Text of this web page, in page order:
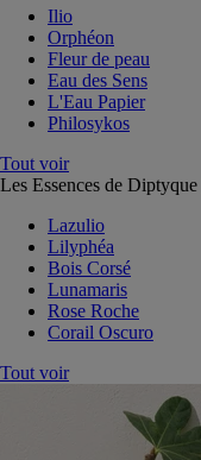
Ilio
Orphéon
Fleur de peau
Eau des Sens
L'Eau Papier
Philosykos
Tout voir
Les Essences de Diptyque
Lazulio
Lilyphéa
Bois Corsé
Lunamaris
Rose Roche
Corail Oscuro
Tout voir